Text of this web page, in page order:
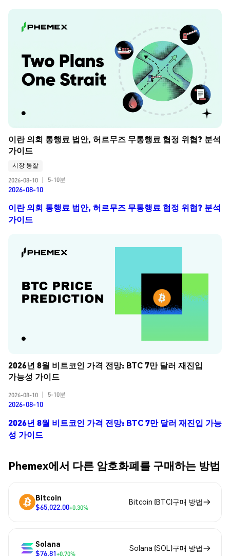
이란 의회 통행료 법안, 허르무즈 무통행료 협정 위협? 분석
가이드
시장 통찰
2026-08-10
5-10분
2026-08-10
이란 의회 통행료 법안, 허르무즈 무통행료 협정 위협? 분석
가이드
2026년 8월 비트코인 가격 전망: BTC 7만 달러 재진입
가능성 가이드
2026-08-10 5-10분
2026-08-10
2026년 8월 비트코인 가격 전망: BTC 7만 달러 재진입 가능
성 가이드
Phemex에서 다른 암호화폐를 구매하는 방법
Bitcoin
$65,022.00+0.30%
Bitcoin (BTC)구매 방법
Solana
$76.81+0.70%
Solana (SOL)구매 방법